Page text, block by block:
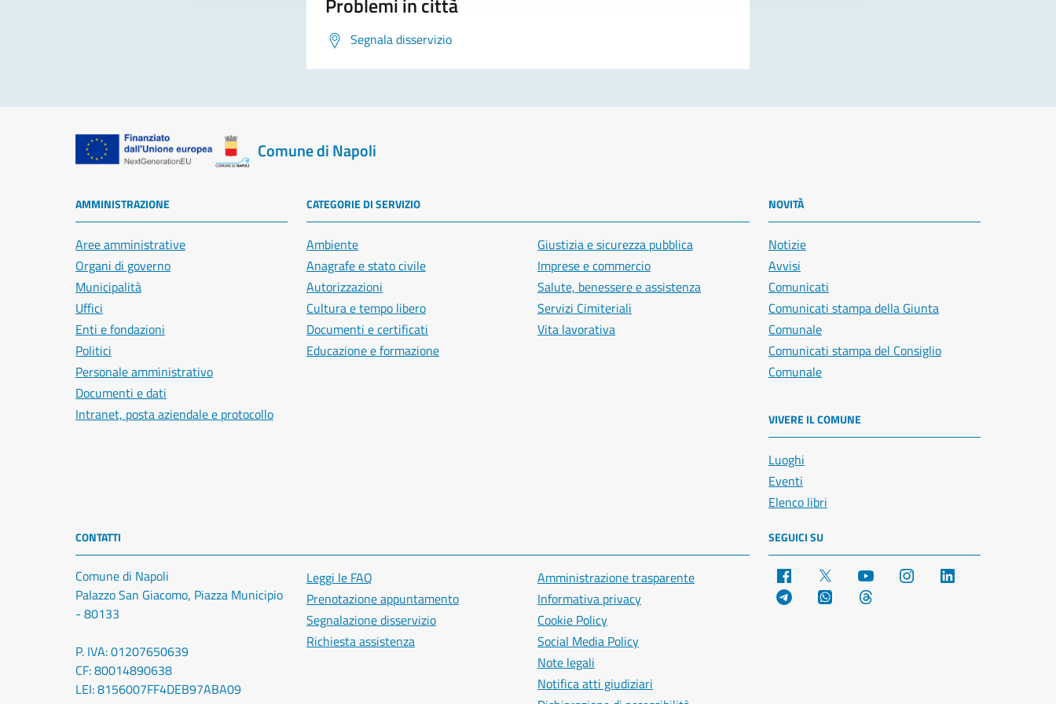
Segnala disservizio
Comune di Napoli
AMMINISTRAZIONE
Aree amministrative
Organi di governo
Municipalità
Uffici
Enti e fondazioni
Politici
Personale amministrativo
Documenti e dati
Intranet, posta aziendale e protocollo
CATEGORIE DI SERVIZIO
Ambiente
Anagrafe e stato civile
Autorizzazioni
Cultura e tempo libero
Documenti e certificati
Educazione e formazione
Giustizia e sicurezza pubblica
Imprese e commercio
Salute, benessere e assistenza
Servizi Cimiteriali
Vita lavorativa
NOVITÀ
Notizie
Avvisi
Comunicati
Comunicati stampa della Giunta
Comunale
Comunicati stampa del Consiglio
Comunale
VIVERE IL COMUNE
Luoghi
Eventi
Elenco libri
CONTATTI
Comune di Napoli
Palazzo San Giacomo, Piazza Municipio
- 80133
P. IVA: 01207650639
CF: 80014890638
LEI: 8156007FF4DEB97ABA09
Leggi le FAQ
Prenotazione appuntamento
Segnalazione disservizio
Richiesta assistenza
Amministrazione trasparente
Informativa privacy
Cookie Policy
Social Media Policy
Note legali
Notifica atti giudiziari
SEGUICI SU
Facebook YouTube Instagram
Telegram WhatsApp